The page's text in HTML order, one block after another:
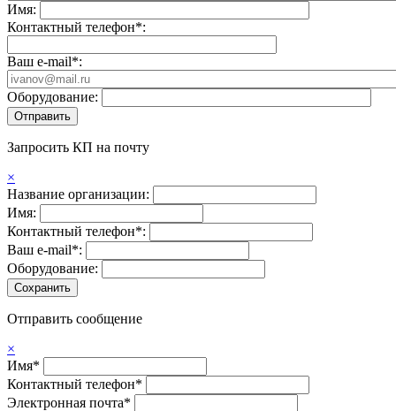
Имя:
Контактный телефон*:
Ваш e-mail*:
Оборудование:
Запросить КП на почту
×
Название организации:
Имя:
Контактный телефон*:
Ваш e-mail*:
Оборудование:
Отправить сообщение
×
Имя*
Контактный телефон*
Электронная почта*